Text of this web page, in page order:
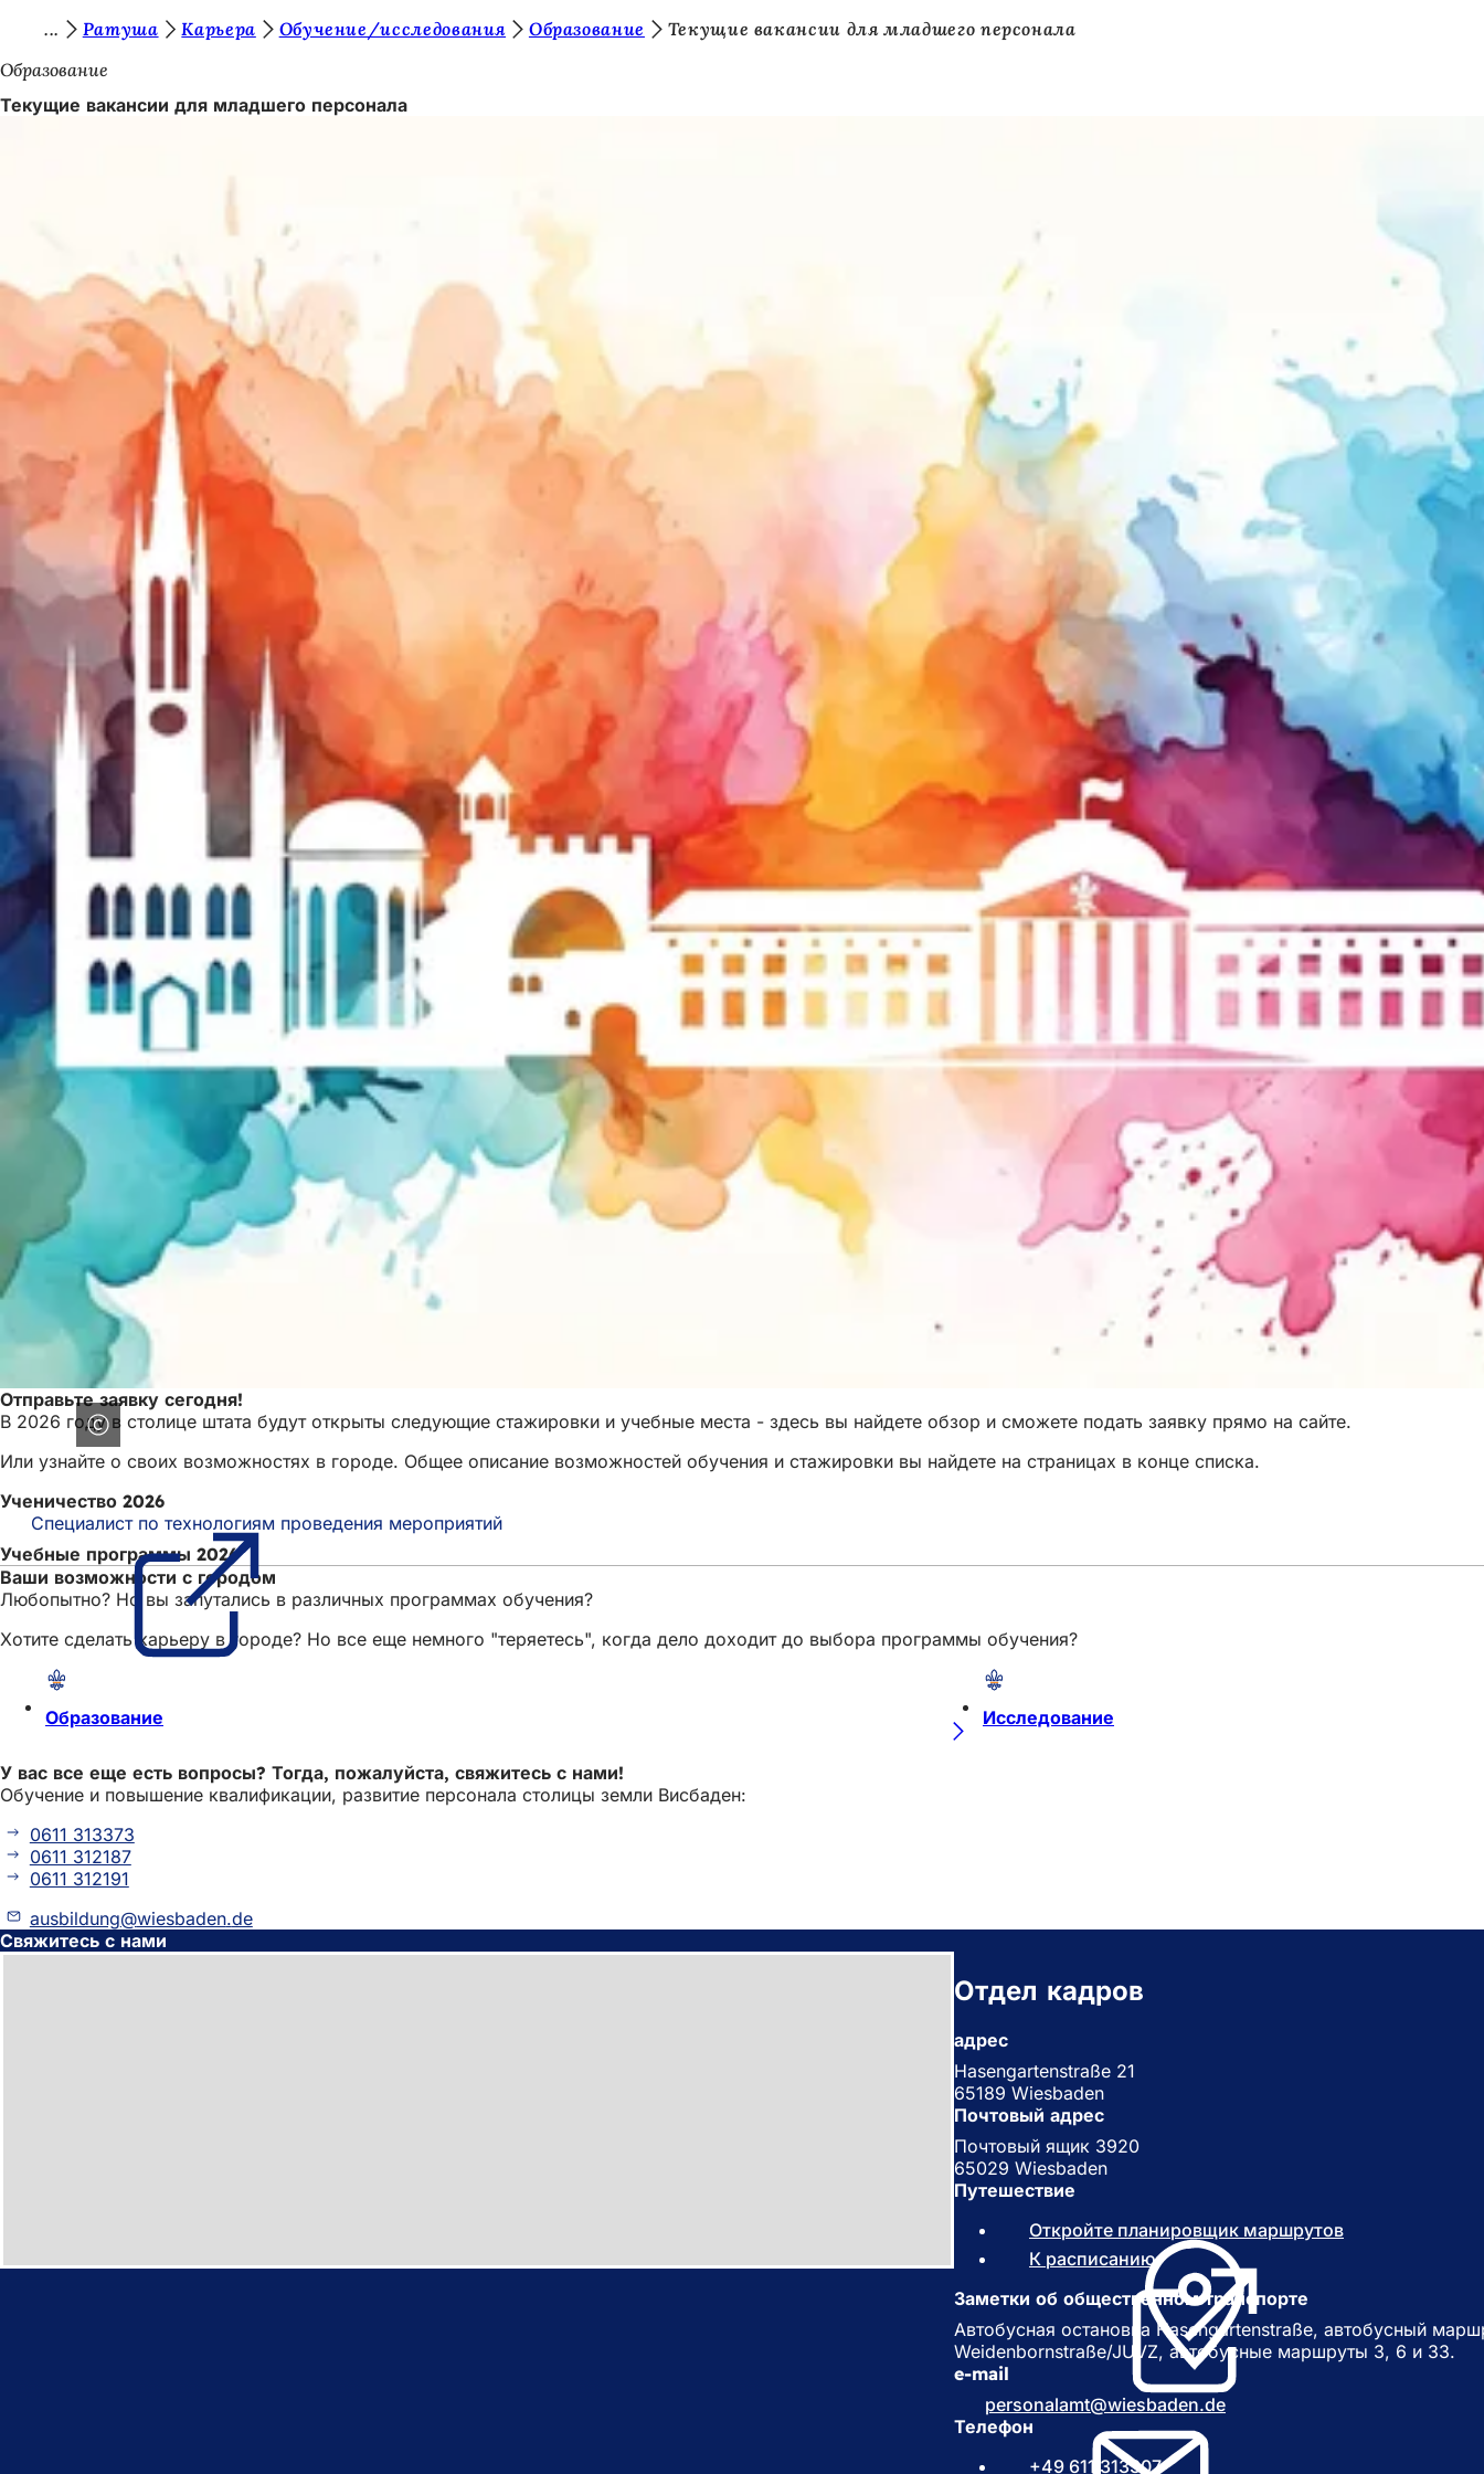
Перейти к содержимому
ы
з
:
Ратуша Карьера Обучение/исследования Образование
Текущие вакансии для младшего персонала
Образование
Текущие вакансии для младшего персонала
Отправьте заявку сегодня!
В 2026 году в столице штата будут открыты следующие стажировки и учебные места - здесь вы найдете обзор и сможете подать заявку прямо на сайте.
Или узнайте о своих возможностях в городе. Общее описание возможностей обучения и стажировки вы найдете на страницах в конце списка.
Ученичество 2026
Специалист по технологиям проведения мероприятий
новой
вкладке)
Учебные программы 2026
Ваши возможности с городом
Любопытно? Но вы запутались в различных программах обучения?
Хотите сделать карьеру в городе? Но все еще немного "теряетесь", когда дело доходит до выбора программы обучения?
Образование Исследование
У вас все еще есть вопросы? Тогда, пожалуйста, свяжитесь с нами!
Обучение и повышение квалификации, развитие персонала столицы земли Висбаден:
0611 313373
0611 312187
0611 312191
ausbildung
wiesbaden de
Свяжитесь с нами
Отдел кадров
адрес
Hasengartenstraße 21
65189 Wiesbaden
Почтовый адрес
Почтовый ящик 3920
65029 Wiesbaden
Путешествие
Откройте планировщик маршрутов
ы
в
К расписанию(
О
т
к
р
в
а
е
т
Заметки об общественном транспорте
Автобусная остановка Hasengartenstraße, автобусный
Weidenbornstraße/JUVZ, автобусные маршруты 3, 6 и 33.
e-mail
personalamt
wiesbaden de
Телефон
+49 611 313307